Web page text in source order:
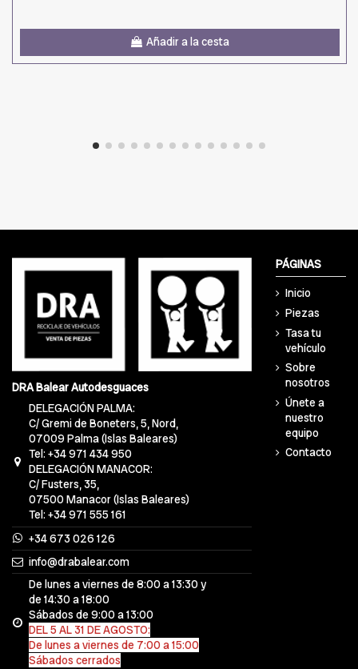
Añadir a la cesta
DRA Balear Autodesguaces
DELEGACIÓN PALMA:
C/ Gremi de Boneters, 5, Nord,
07009 Palma (Islas Baleares)
Tel: +34 971 434 950
DELEGACIÓN MANACOR:
C/ Fusters, 35,
07500 Manacor (Islas Baleares)
Tel: +34 971 555 161
+34 673 026 126
info@drabalear.com
De lunes a viernes de 8:00 a 13:30 y
de 14:30 a 18:00
Sábados de 9:00 a 13:00
DEL 5 AL 31 DE AGOSTO:
De lunes a viernes de 7:00 a 15:00
Sábados cerrados
PÁGINAS
Inicio
Piezas
Tasa tu
vehículo
Sobre
nosotros
Únete a
nuestro
equipo
Contacto